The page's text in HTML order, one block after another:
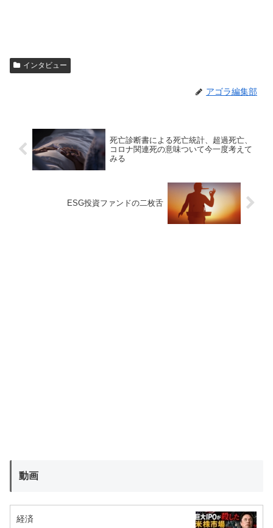
インタビュー
アゴラ編集部
死亡診断書による死亡統計、超過死亡、
コロナ関連死の意味ついて今一度考えて
みる
ESG投資ファンドの二枚舌
動画
経済